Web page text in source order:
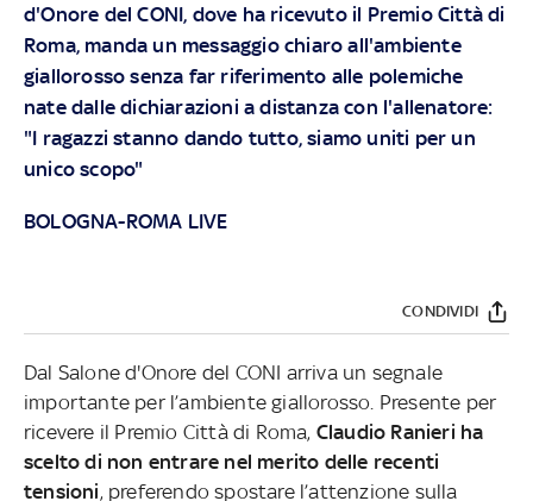
d'Onore del CONI, dove ha ricevuto il Premio Città di
Roma, manda un messaggio chiaro all'ambiente
giallorosso senza far riferimento alle polemiche
nate dalle dichiarazioni a distanza con l'allenatore:
"I ragazzi stanno dando tutto, siamo uniti per un
unico scopo"
BOLOGNA-ROMA LIVE
CONDIVIDI
Dal Salone d'Onore del CONI arriva un segnale
importante per l’ambiente giallorosso. Presente per
ricevere il Premio Città di Roma, Claudio Ranieri ha
scelto di non entrare nel merito delle recenti
tensioni, preferendo spostare l’attenzione sulla